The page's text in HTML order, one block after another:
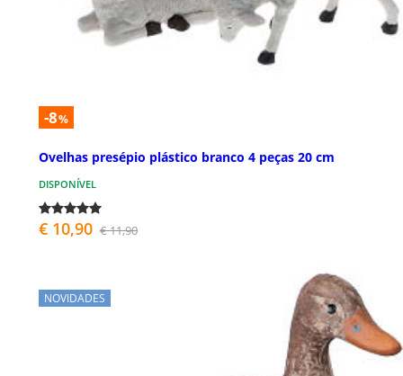
-8%
Ovelhas presépio plástico branco 4 peças 20 cm
DISPONÍVEL
€ 10,90 € 11,90
NOVIDADES